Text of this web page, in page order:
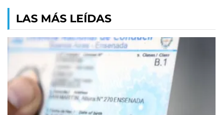
LAS MÁS LEÍDAS